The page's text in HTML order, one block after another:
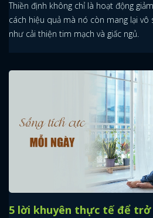
FACEBOOK
Thiền định không chỉ là hoạt động
cách hiệu quả mà nó còn mang lại vô
như cải thiện tim mạch và giấc ngủ.
5 lời khuyên thực tế để trở